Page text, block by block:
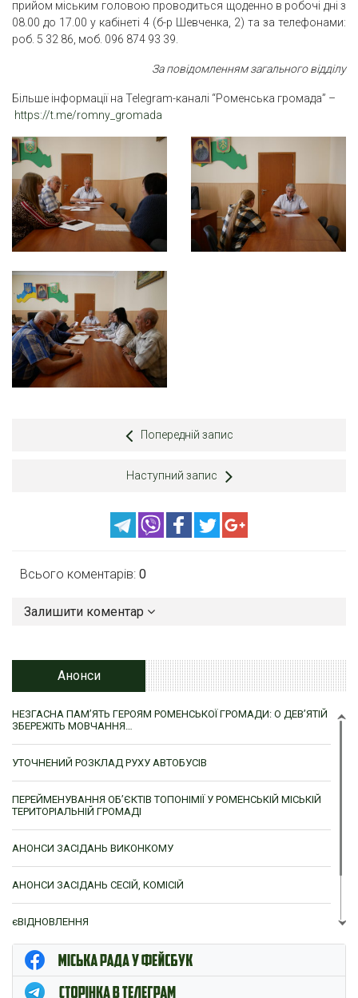
прийом міським головою проводиться щоденно в робочі дні з
08.00 до 17.00 у кабінеті 4 (б-р Шевченка, 2) та за телефонами:
роб. 5 32 86, моб. 096 874 93 39.
За повідомленням загального відділу
Більше інформації на Telegram-каналі “Роменська громада” –
https://t.me/romny_gromada
Попередній запис
Наступний запис
Всього коментарів: 0
Залишити коментар
Анонси
НЕЗГАСНА ПАМ’ЯТЬ ГЕРОЯМ РОМЕНСЬКОЇ ГРОМАДИ: О ДЕВ’ЯТІЙ
ЗБЕРЕЖІТЬ МОВЧАННЯ…
УТОЧНЕНИЙ РОЗКЛАД РУХУ АВТОБУСІВ
ПЕРЕЙМЕНУВАННЯ ОБ’ЄКТІВ ТОПОНІМІЇ У РОМЕНСЬКІЙ МІСЬКІЙ
ТЕРИТОРІАЛЬНІЙ ГРОМАДІ
АНОНСИ ЗАСІДАНЬ ВИКОНКОМУ
АНОНСИ ЗАСІДАНЬ СЕСІЙ, КОМІСІЙ
єВІДНОВЛЕННЯ
ЦНАП м. Ромни